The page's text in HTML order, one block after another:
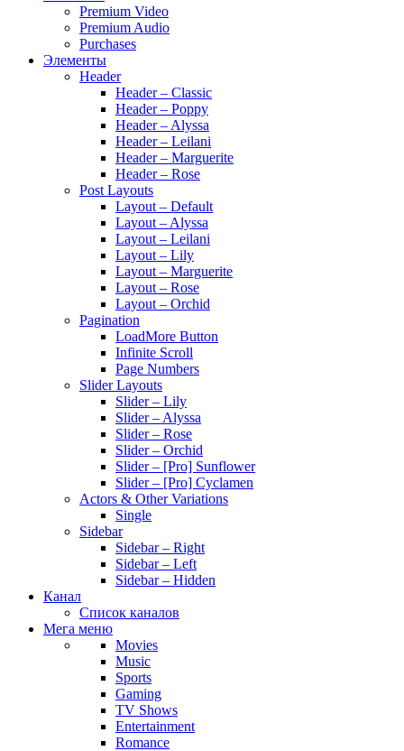
Premium Video
Premium Audio
Purchases
Элементы
Header
Header – Classic
Header – Poppy
Header – Alyssa
Header – Leilani
Header – Marguerite
Header – Rose
Post Layouts
Layout – Default
Layout – Alyssa
Layout – Leilani
Layout – Lily
Layout – Marguerite
Layout – Rose
Layout – Orchid
Pagination
LoadMore Button
Infinite Scroll
Page Numbers
Slider Layouts
Slider – Lily
Slider – Alyssa
Slider – Rose
Slider – Orchid
Slider – [Pro] Sunflower
Slider – [Pro] Cyclamen
Actors & Other Variations
Single
Sidebar
Sidebar – Right
Sidebar – Left
Sidebar – Hidden
Канал
Список каналов
Мега меню
Movies
Music
Sports
Gaming
TV Shows
Entertainment
Romance